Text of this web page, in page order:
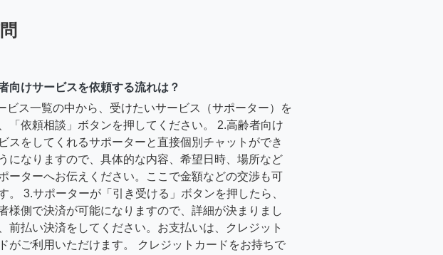
向けサービスを依頼する流れは？
ビス一覧の中から、受けたいサービス（サポーター）を
「依頼相談」ボタンを押してください。 2.高齢者向け
スをしてくれるサポーターと直接個別チャットができ
になりますので、具体的な内容、希望日時、場所など
ーターへお伝えください。ここで金額などの交渉も可
。 3.サポーターが「引き受ける」ボタンを押したら、
様側で決済が可能になりますので、詳細が決まりまし
前払い決済をしてください。お支払いは、クレジット
がご利用いただけます。 クレジットカードをお持ちで